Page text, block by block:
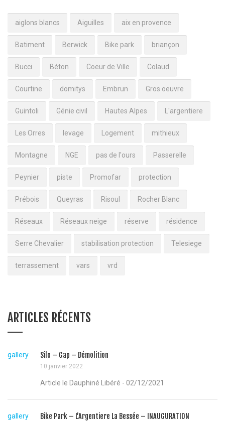
aiglons blancs Aiguilles aix en provence
Batiment Berwick Bike park briançon
Bucci Béton Coeur de Ville Colaud
Courtine domitys Embrun Gros oeuvre
Guintoli Génie civil Hautes Alpes L'argentiere
Les Orres levage Logement mithieux
Montagne NGE pas de l'ours Passerelle
Peynier piste Promofar protection
Prébois Queyras Risoul Rocher Blanc
Réseaux Réseaux neige réserve résidence
Serre Chevalier stabilisation protection Telesiege
terrassement vars vrd
ARTICLES RÉCENTS
gallery Silo – Gap – Démolition
10 janvier 2022
Article le Dauphiné Libéré - 02/12/2021
gallery Bike Park – L’Argentiere La Bessée – INAUGURATION